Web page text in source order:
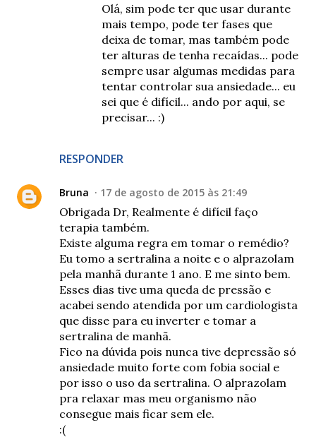
RESPONDER
Olá, sim pode ter que usar durante
mais tempo, pode ter fases que
deixa de tomar, mas também pode
ter alturas de tenha recaídas... pode
sempre usar algumas medidas para
tentar controlar sua ansiedade... eu
sei que é difícil... ando por aqui, se
precisar... :)
Bruna 17 de agosto de 2015 às 21:49
Obrigada Dr, Realmente é difícil faço
terapia também.
Existe alguma regra em tomar o remédio?
Eu tomo a sertralina a noite e o alprazolam
pela manhã durante 1 ano. E me sinto bem.
Esses dias tive uma queda de pressão e
acabei sendo atendida por um cardiologista
que disse para eu inverter e tomar a
sertralina de manhã.
Fico na dúvida pois nunca tive depressão só
ansiedade muito forte com fobia social e
por isso o uso da sertralina. O alprazolam
pra relaxar mas meu organismo não
consegue mais ficar sem ele.
:(